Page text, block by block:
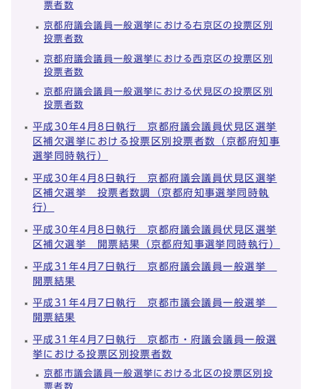
票者数
京都府議会議員一般選挙における右京区の投票区別
投票者数
京都府議会議員一般選挙における西京区の投票区別
投票者数
京都府議会議員一般選挙における伏見区の投票区別
投票者数
平成30年4月8日執行 京都府議会議員伏見区選挙
区補欠選挙における投票区別投票者数（京都府知事
選挙同時執行）
平成30年4月8日執行 京都府議会議員伏見区選挙
区補欠選挙 投票者数調（京都府知事選挙同時執
行）
平成30年4月8日執行 京都府議会議員伏見区選挙
区補欠選挙 開票結果（京都府知事選挙同時執行）
平成31年4月7日執行 京都府議会議員一般選挙
開票結果
平成31年4月7日執行 京都市議会議員一般選挙
開票結果
平成31年4月7日執行 京都市・府議会議員一般選
挙における投票区別投票者数
京都市議会議員一般選挙における北区の投票区別投
票者数